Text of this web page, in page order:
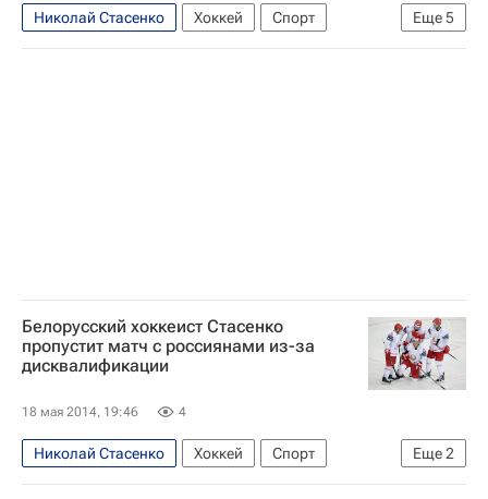
Еще5
Николай Стасенко Хоккей
Спорт
КХЛ 2025-2026
Северсталь
Белорусский хоккеист Стасенко
пропустит матч с россиянами из-за
дисквалификации
18 мая 2014, 19:46 4
Еще2
Николай Стасенко Хоккей
Спорт
Чемпионат мира по хоккею
Белоруссия